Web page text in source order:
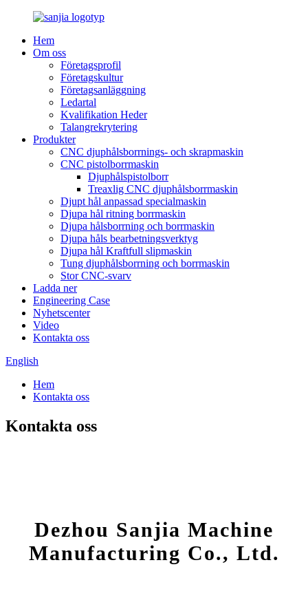
Hem
Om oss
Företagsprofil
Företagskultur
Företagsanläggning
Ledartal
Kvalifikation Heder
Talangrekrytering
Produkter
CNC djuphålsborrnings- och skrapmaskin
CNC pistolborrmaskin
Djuphålspistolborr
Treaxlig CNC djuphålsborrmaskin
Djupt hål anpassad specialmaskin
Djupa hål ritning borrmaskin
Djupa hålsborrning och borrmaskin
Djupa håls bearbetningsverktyg
Djupa hål Kraftfull slipmaskin
Tung djuphålsborrning och borrmaskin
Stor CNC-svarv
Ladda ner
Engineering Case
Nyhetscenter
Video
Kontakta oss
English
Hem
Kontakta oss
Kontakta oss
Dezhou Sanjia Machine
Manufacturing Co., Ltd.